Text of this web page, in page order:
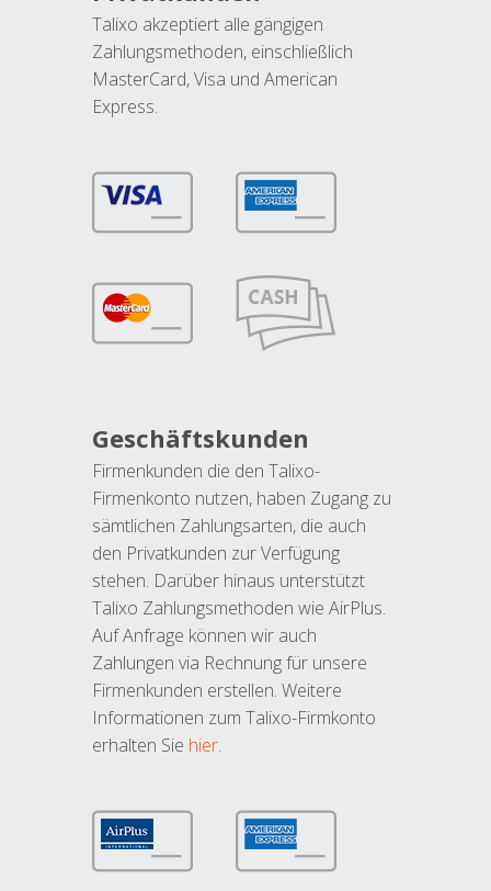
Talixo akzeptiert alle gängigen
Zahlungsmethoden, einschließlich
MasterCard, Visa und American
Express.
Geschäftskunden
Firmenkunden die den Talixo-
Firmenkonto nutzen, haben Zugang zu
sämtlichen Zahlungsarten, die auch
den Privatkunden zur Verfügung
stehen. Darüber hinaus unterstützt
Talixo Zahlungsmethoden wie AirPlus.
Auf Anfrage können wir auch
Zahlungen via Rechnung für unsere
Firmenkunden erstellen. Weitere
Informationen zum Talixo-Firmkonto
erhalten Sie hier.